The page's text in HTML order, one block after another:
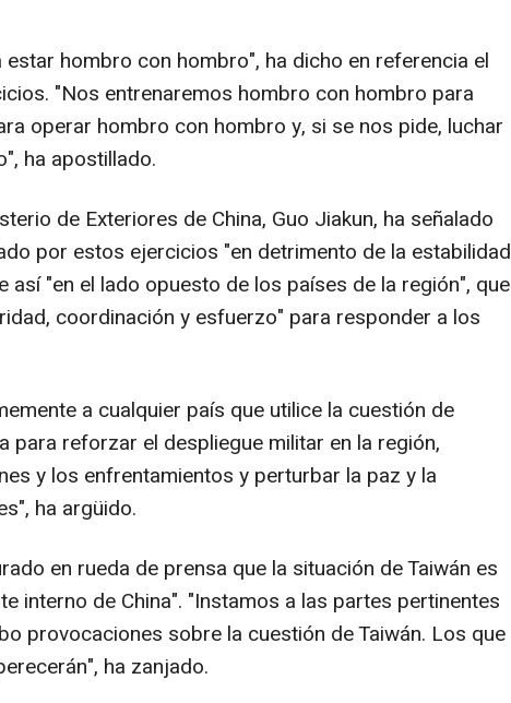
hombro con hombro", ha dicho en referencia el
"Nos entrenaremos hombro con hombro para
operar hombro con hombro y, si se nos pide, luchar
ha apostillado.
de Exteriores de China, Guo Jiakun, ha señalado
por estos ejercicios "en detrimento de la estabilidad
así "en el lado opuesto de los países de la región", que
coordinación y esfuerzo" para responder a los
a cualquier país que utilice la cuestión de
para reforzar el despliegue militar en la región,
y los enfrentamientos y perturbar la paz y la
ha argüido.
en rueda de prensa que la situación de Taiwán es
interno de China". "Instamos a las partes pertinentes
provocaciones sobre la cuestión de Taiwán. Los que
ha zanjado.